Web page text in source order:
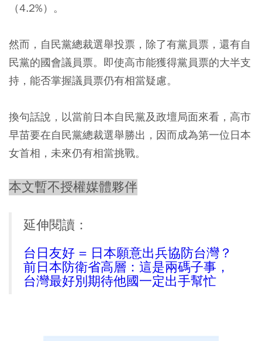
（4.2%）。
然而，自民黨總裁選舉投票，除了有黨員票，還有自
民黨的國會議員票。即使高市能獲得黨員票的大半支
持，能否掌握議員票仍有相當疑慮。
換句話說，以當前日本自民黨及政壇局面來看，高市
早苗要在自民黨總裁選舉勝出，因而成為第一位日本
女首相，未來仍有相當挑戰。
本文暫不授權媒體夥伴
延伸閱讀：
台日友好 = 日本願意出兵協防台灣？
前日本防衛省高層：這是兩碼子事，
台灣最好別期待他國一定出手幫忙